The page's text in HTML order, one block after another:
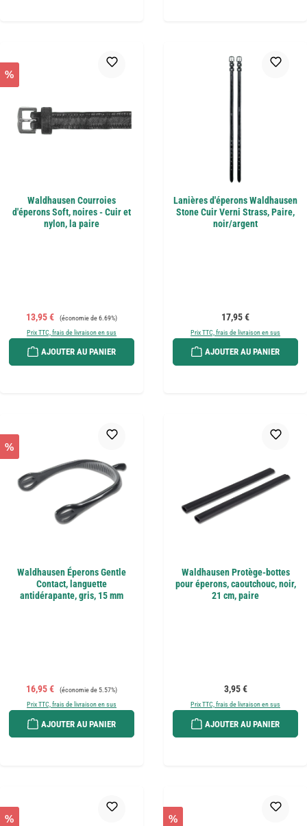
%
Waldhausen Courroies
d'éperons Soft, noires - Cuir et
nylon, la paire
Prix de vente :
13,95 € Prix régulier :
(économie de 6.69%)
Prix TTC, frais de livraison en sus
AJOUTER AU PANIER
Lanières d'éperons Waldhausen
Stone Cuir Verni Strass, Paire,
noir/argent
Prix régulier :
17,95 €
Prix TTC, frais de livraison en sus
AJOUTER AU PANIER
%
Waldhausen Éperons Gentle
Contact, languette
antidérapante, gris, 15 mm
Prix de vente :
16,95 € Prix régulier :
(économie de 5.57%)
Prix TTC, frais de livraison en sus
AJOUTER AU PANIER
Waldhausen Protège-bottes
pour éperons, caoutchouc, noir,
21 cm, paire
Prix régulier :
3,95 €
Prix TTC, frais de livraison en sus
AJOUTER AU PANIER
% %